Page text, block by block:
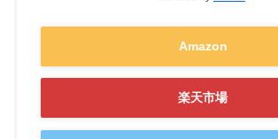
Amazon
楽天市場